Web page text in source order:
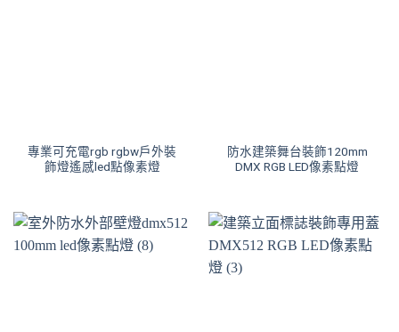
專業可充電rgb rgbw戶外裝
飾燈遙感led點像素燈
防水建築舞台裝飾120mm
DMX RGB LED像素點燈